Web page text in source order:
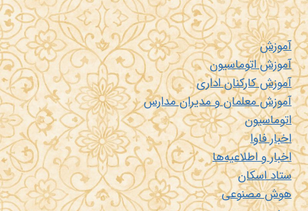
آموزش
آموزش اتوماسیون
آموزش کارکنان اداری
آموزش معلمان و مدیران مدارس
اتوماسیون
اخبار فاوا
اخبار و اطلاعیه‌ها
ستاد اسکان
هوش مصنوعی